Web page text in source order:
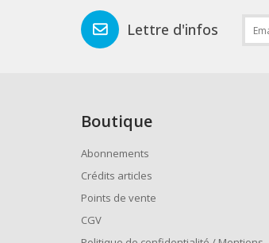
Lettre d'infos
Boutique
Abonnements
Crédits articles
Points de vente
CGV